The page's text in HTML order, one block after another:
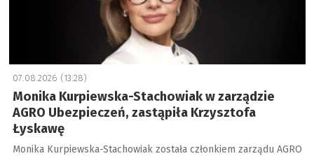
07.08.2026 (13:28)
Monika Kurpiewska-Stachowiak w zarządzie
AGRO Ubezpieczeń, zastąpiła Krzysztofa
Łyskawę
Monika Kurpiewska-Stachowiak została członkiem zarządu AGRO